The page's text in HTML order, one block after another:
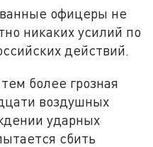
офицеры не
никаких усилий по
действий.
более грозная
воздушных
ударных
сбить